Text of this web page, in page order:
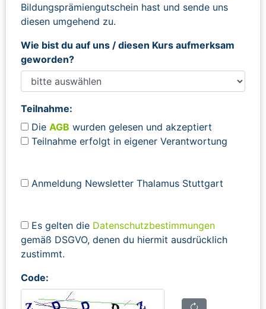
Bildungsprämiengutschein hast und sende uns
diesen umgehend zu.
Wie bist du auf uns / diesen Kurs aufmerksam
geworden?
Teilnahme:
Die AGB wurden gelesen und akzeptiert
Teilnahme erfolgt in eigener Verantwortung
Anmeldung Newsletter Thalamus Stuttgart
Es gelten die Datenschutzbestimmungen
gemäß DSGVO, denen du hiermit ausdrücklich
zustimmt.
Code: